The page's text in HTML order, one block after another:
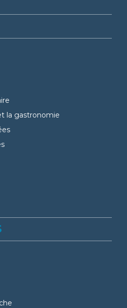
la gastronomie